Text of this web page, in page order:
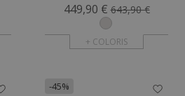
449,90 € 643,90 €
+ COLORIS
-45%